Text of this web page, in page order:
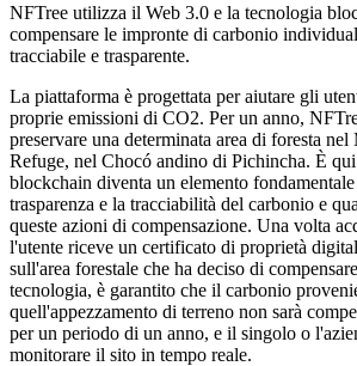
NFTree utilizza il Web 3.0 e la tecnologia
compensare le impronte di carbonio
tracciabile e trasparente.
La piattaforma è progettata per aiutare gli
proprie emissioni di CO2. Per un anno,
preservare una determinata area di foresta
Refuge, nel Chocó andino di Pichincha. È
blockchain diventa un elemento
trasparenza e la tracciabilità del carbonio e
queste azioni di compensazione. Una volta
l'utente riceve un certificato di proprietà
sull'area forestale che ha deciso di
tecnologia, è garantito che il carbonio
quell'appezzamento di terreno non sarà
per un periodo di un anno, e il singolo o
monitorare il sito in tempo reale.